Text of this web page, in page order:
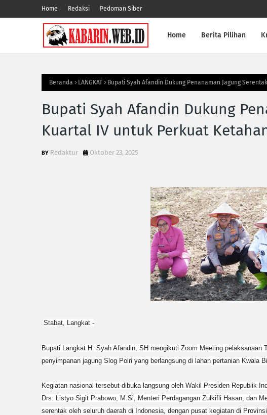
Home Redaksi Pedoman Siber
Home Berita Pilihan
Beranda LANGKAT Bupati Syah Afandin Dukung Penanaman Jagung
Bupati Syah Afandin Dukung
Kuartal IV untuk Perkuat
Redaktur Oktober 23, 2025
Stabat, Langkat -
Bupati Langkat H. Syah Afandin, SH mengikuti Zoom Meeting
penyimpanan jagung Slog Polri yang berlangsung di lahan pertanian Kwala
Kegiatan nasional tersebut dibuka langsung oleh Wakil Presiden Republik
Drs. Listyo Sigit Prabowo, M.Si, Menteri Perdagangan Zulkifli Hasan, dan
serentak oleh seluruh daerah di Indonesia, dengan pusat kegiatan di